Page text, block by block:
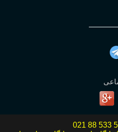
021 88 533